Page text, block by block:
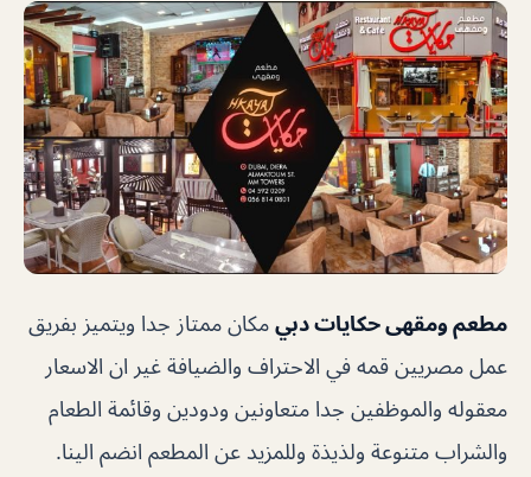
مطعم ومقهى حكايات دبي مكان ممتاز جدا ويتميز بفريق
عمل مصريين قمه في الاحتراف والضيافة غير ان الاسعار
معقوله والموظفين جدا متعاونين ودودين وقائمة الطعام
والشراب متنوعة ولذيذة وللمزيد عن المطعم انضم الينا.